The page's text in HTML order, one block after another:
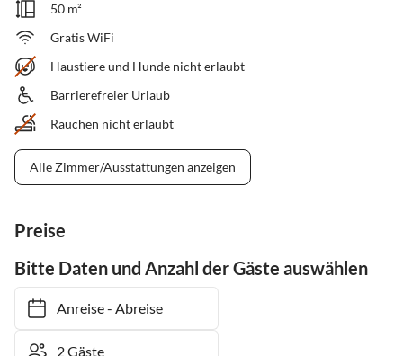
50 m²
Gratis WiFi
Haustiere und Hunde nicht erlaubt
Barrierefreier Urlaub
Rauchen nicht erlaubt
Alle Zimmer/Ausstattungen anzeigen
Preise
Bitte Daten und Anzahl der Gäste auswählen
Anreise- Abreise